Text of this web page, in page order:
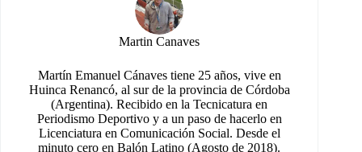
Martin Canaves
Martín Emanuel Cánaves tiene 25 años, vive en
Huinca Renancó, al sur de la provincia de Córdoba
(Argentina). Recibido en la Tecnicatura en
Periodismo Deportivo y a un paso de hacerlo en
Licenciatura en Comunicación Social. Desde el
minuto cero en Balón Latino (Agosto de 2018).